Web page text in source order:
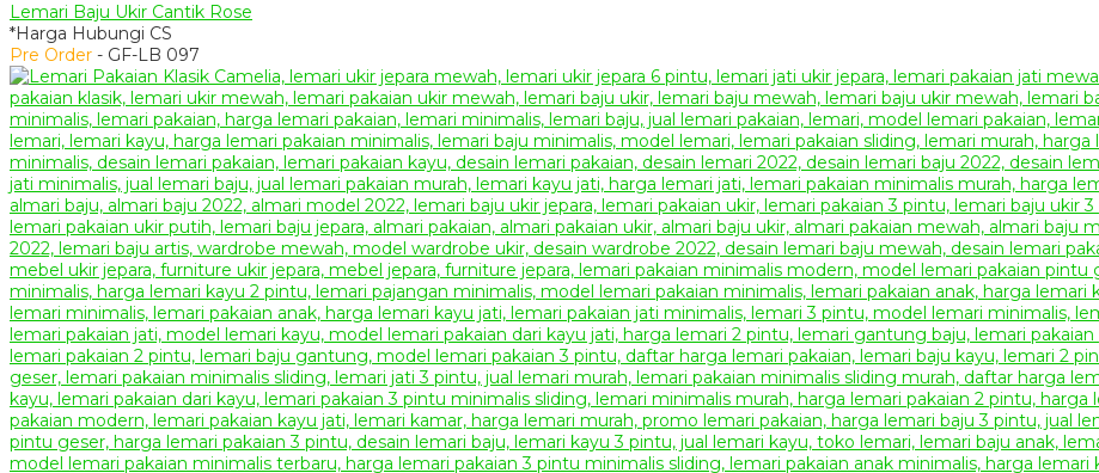
Lemari Baju Ukir Cantik Rose
*Harga Hubungi CS
Pre Order - GF-LB 097